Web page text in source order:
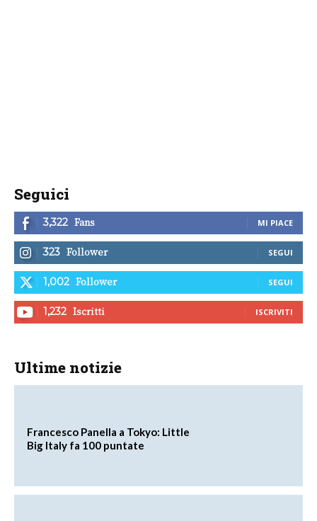
Seguici
3,322 Fans MI PIACE
323 Follower SEGUI
1,002 Follower SEGUI
1,232 Iscritti ISCRIVITI
Ultime notizie
Francesco Panella a Tokyo: Little
Big Italy fa 100 puntate